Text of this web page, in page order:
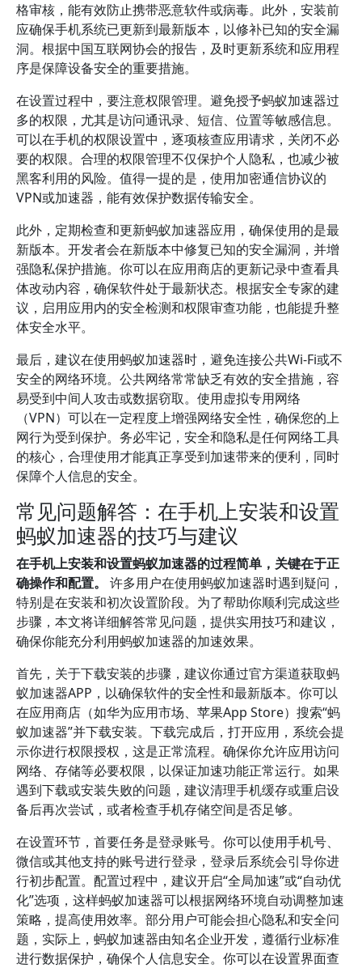
格审核，能有效防止携带恶意软件或病毒。此外，安装前
应确保手机系统已更新到最新版本，以修补已知的安全漏
洞。根据中国互联网协会的报告，及时更新系统和应用程
序是保障设备安全的重要措施。
在设置过程中，要注意权限管理。避免授予蚂蚁加速器过
多的权限，尤其是访问通讯录、短信、位置等敏感信息。
可以在手机的权限设置中，逐项核查应用请求，关闭不必
要的权限。合理的权限管理不仅保护个人隐私，也减少被
黑客利用的风险。值得一提的是，使用加密通信协议的
VPN或加速器，能有效保护数据传输安全。
此外，定期检查和更新蚂蚁加速器应用，确保使用的是最
新版本。开发者会在新版本中修复已知的安全漏洞，并增
强隐私保护措施。你可以在应用商店的更新记录中查看具
体改动内容，确保软件处于最新状态。根据安全专家的建
议，启用应用内的安全检测和权限审查功能，也能提升整
体安全水平。
最后，建议在使用蚂蚁加速器时，避免连接公共Wi-Fi或不
安全的网络环境。公共网络常常缺乏有效的安全措施，容
易受到中间人攻击或数据窃取。使用虚拟专用网络
（VPN）可以在一定程度上增强网络安全性，确保您的上
网行为受到保护。务必牢记，安全和隐私是任何网络工具
的核心，合理使用才能真正享受到加速带来的便利，同时
保障个人信息的安全。
常见问题解答：在手机上安装和设置
蚂蚁加速器的技巧与建议
在手机上安装和设置蚂蚁加速器的过程简单，关键在于正
确操作和配置。
许多用户在使用蚂蚁加速器时遇到疑问，
特别是在安装和初次设置阶段。为了帮助你顺利完成这些
步骤，本文将详细解答常见问题，提供实用技巧和建议，
确保你能充分利用蚂蚁加速器的加速效果。
首先，关于下载安装的步骤，建议你通过官方渠道获取蚂
蚁加速器APP，以确保软件的安全性和最新版本。你可以
在应用商店（如华为应用市场、苹果App Store）搜索“蚂
蚁加速器”并下载安装。下载完成后，打开应用，系统会提
示你进行权限授权，这是正常流程。确保你允许应用访问
网络、存储等必要权限，以保证加速功能正常运行。如果
遇到下载或安装失败的问题，建议清理手机缓存或重启设
备后再次尝试，或者检查手机存储空间是否足够。
在设置环节，首要任务是登录账号。你可以使用手机号、
微信或其他支持的账号进行登录，登录后系统会引导你进
行初步配置。配置过程中，建议开启“全局加速”或“自动优
化”选项，这样蚂蚁加速器可以根据网络环境自动调整加速
策略，提高使用效率。部分用户可能会担心隐私和安全问
题，实际上，蚂蚁加速器由知名企业开发，遵循行业标准
进行数据保护，确保个人信息安全。你可以在设置界面查